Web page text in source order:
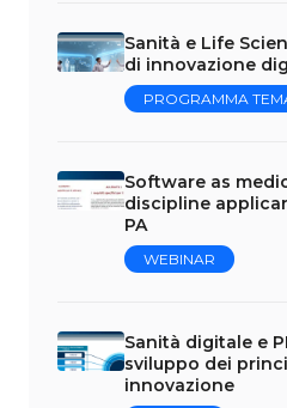
Sanità e Life
di innovazione
PROGRAMMA
Software as
discipline
PA
WEBINAR
Sanità digitale e
sviluppo dei
innovazione